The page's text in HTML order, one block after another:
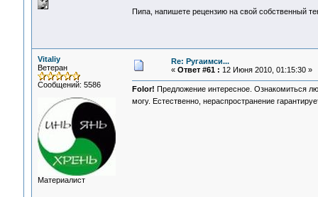
Пипа, напишете рецензию на свой собственный
Vitaliy
Ветеран
Сообщений: 5586
Материалист
Re: Ругаимси...
« Ответ #61 : 12 Июня 2010, 01:15:30 »
Folor! Предложение интересное. Ознакомиться
могу. Естественно, нераспространение